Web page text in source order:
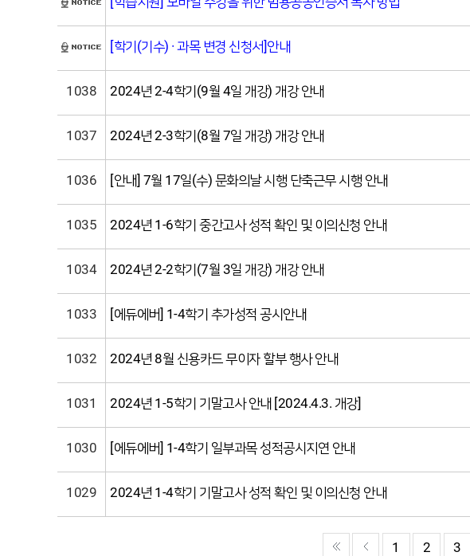
[학기(기수) · 과목 변경 신청서]안내
1038 2024년 2-4학기(9월 4일 개강) 개강 안내
1037 2024년 2-3학기(8월 7일 개강) 개강 안내
1036 [안내] 7월 17일(수) 문화의날 시행 단축근무 시행 안내
1035 2024년 1-6학기 중간고사 성적 확인 및 이의신청 안내
1034 2024년 2-2학기(7월 3일 개강) 개강 안내
1033 [에듀에버] 1-4학기 추가성적 공시안내
1032 2024년 8월 신용카드 무이자 할부 행사 안내
1031 2024년 1-5학기 기말고사 안내 [2024.4.3. 개강]
1030 [에듀에버] 1-4학기 일부과목 성적공시지연 안내
1029 2024년 1-4학기 기말고사 성적 확인 및 이의신청 안내
1 2 3